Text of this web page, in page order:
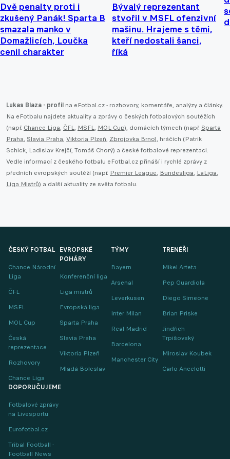
Dvě penalty proti i
zkušený Panák! Sparta B
smazala manko v
Domažlicích, Loučka
cenil charakter
Bývalý reprezentant
stvořil v MSFL ofenzivní
mašinu. Hrajeme s těmi,
kteří nedostali šanci,
říká
Lukas Blaza - profil na eFotbal.cz - rozhovory, komentáře, analýzy a články.
Na eFotbalu najdete aktuality a zprávy o českých fotbalových soutěžích
(např. Chance Liga, ČFL, MSFL, MOL Cup), domácích týmech (např. Sparta
Praha, Slavia Praha, Viktoria Plzeň, Zbrojovka Brno), hráčích (Patrik
Schick, Ladislav Krejčí, Tomáš Chorý) a české fotbalové reprezentaci.
Vedle informací z českého fotbalu eFotbal.cz přináší i rychlé zprávy z
předních evropských soutěží (např. Premier League, Bundesliga, LaLiga,
Liga Mistrů) a další aktuality ze světa fotbalu.
ČESKÝ FOTBAL
Chance Národní
Liga
ČFL
MSFL
MOL Cup
Česká
reprezentace
Rozhovory
Chance Liga
EVROPSKÉ
POHÁRY
Konferenční liga
Liga mistrů
Evropská liga
Sparta Praha
Slavia Praha
Viktoria Plzeň
Mladá Boleslav
TÝMY
Bayern
Arsenal
Leverkusen
Inter Milan
Real Madrid
Barcelona
Manchester City
TRENÉŘI
Mikel Arteta
Pep Guardiola
Diego Simeone
Brian Priske
Jindřich
Trpišovský
Miroslav Koubek
Carlo Ancelotti
DOPORUČUJEME
Fotbalové zprávy
na Livesportu
Eurofotbal.cz
Tribal Football -
Football News